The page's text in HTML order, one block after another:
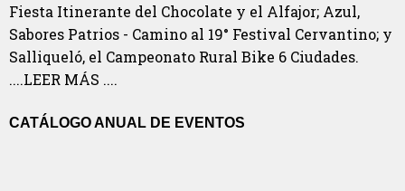
Fiesta Itinerante del Chocolate y el Alfajor; Azul,
Sabores Patrios - Camino al 19° Festival Cervantino; y
Salliqueló, el Campeonato Rural Bike 6 Ciudades.
....LEER MÁS ....
CATÁLOGO ANUAL DE EVENTOS